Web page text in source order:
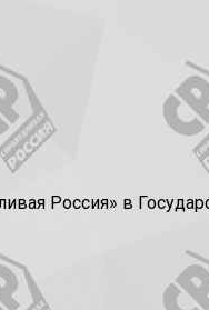
Россия» в